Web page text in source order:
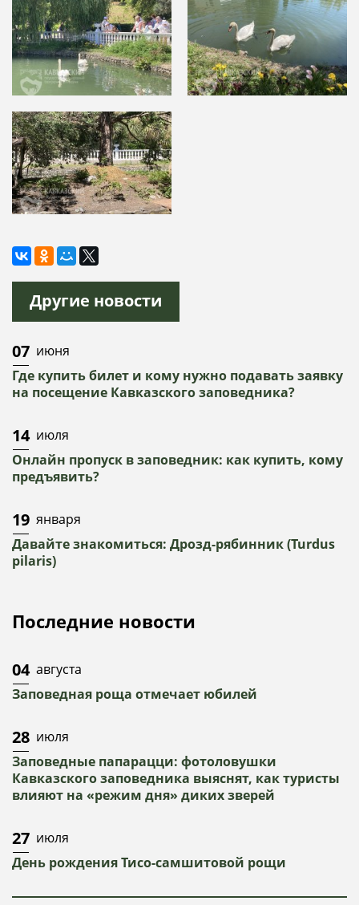
Другие новости
07 июня
Где купить билет и кому нужно подавать заявку
на посещение Кавказского заповедника?
14 июля
Онлайн пропуск в заповедник: как купить, кому
предъявить?
19 января
Давайте знакомиться: Дрозд-рябинник (Turdus
pilaris)
Последние новости
04 августа
Заповедная роща отмечает юбилей
28 июля
Заповедные папарацци: фотоловушки
Кавказского заповедника выяснят, как туристы
влияют на «режим дня» диких зверей
27 июля
День рождения Тисо-самшитовой рощи